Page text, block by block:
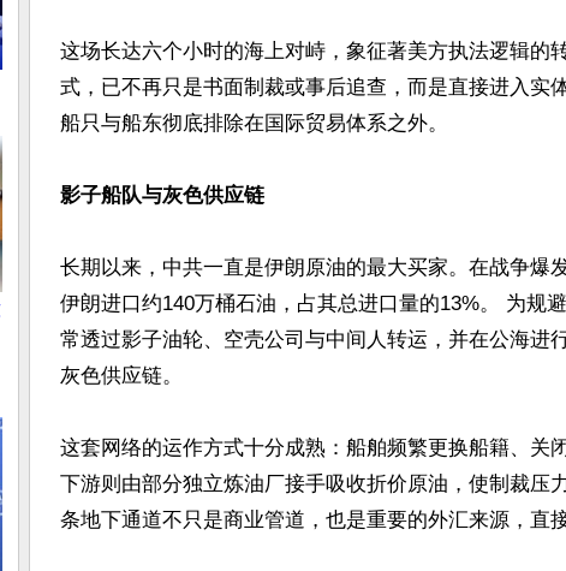
这场长达六个小时的海上对峙，象征著美方执法逻辑的
式，已不再只是书面制裁或事后追查，而是直接进入实
船只与船东彻底排除在国际贸易体系之外。
影子船队与灰色供应链
长期以来，中共一直是伊朗原油的最大买家。在战争爆
伊朗进口约140万桶石油，占其总进口量的13%。 为规
常透过影子油轮、空壳公司与中间人转运，并在公海进
灰色供应链。
这套网络的运作方式十分成熟：船舶频繁更换船籍、关
下游则由部分独立炼油厂接手吸收折价原油，使制裁压
条地下通道不只是商业管道，也是重要的外汇来源，直